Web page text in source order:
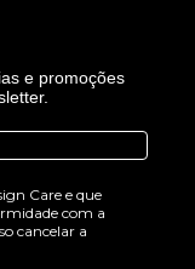
e promoções
Care e que
com a
cancelar a